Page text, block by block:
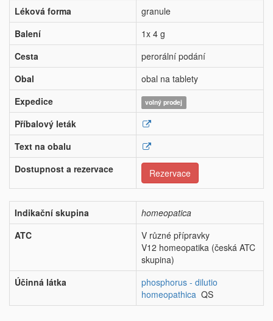
Léková forma
granule
Balení
1x 4 g
Cesta
perorální podání
Obal
obal na tablety
Expedice
volný prodej
Příbalový leták
Text na obalu
Dostupnost a rezervace
Rezervace
Indikační skupina
homeopatica
ATC
V různé přípravky
V12 homeopatika (česká ATC
skupina)
Účinná látka
phosphorus - dilutio
homeopathica QS